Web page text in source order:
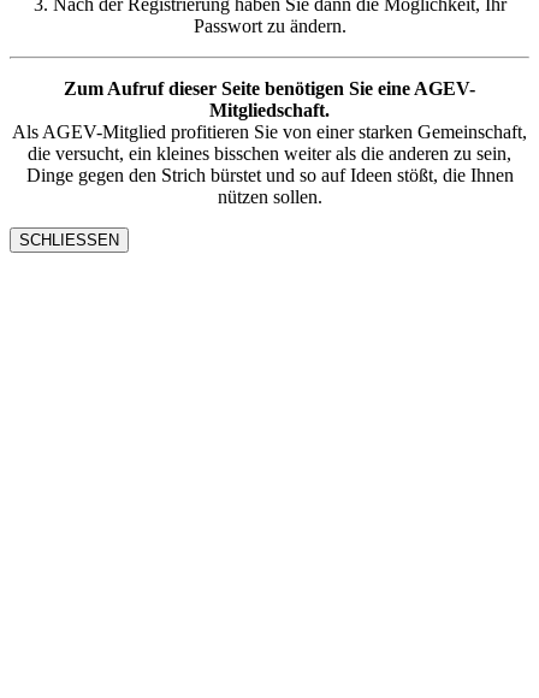
3. Nach der Registrierung haben Sie dann die Möglichkeit, Ihr
Passwort zu ändern.
Zum Aufruf dieser Seite benötigen Sie eine AGEV-
Mitgliedschaft.
Als AGEV-Mitglied profitieren Sie von einer starken Gemeinschaft,
die versucht, ein kleines bisschen weiter als die anderen zu sein,
Dinge gegen den Strich bürstet und so auf Ideen stößt, die Ihnen
nützen sollen.
SCHLIESSEN